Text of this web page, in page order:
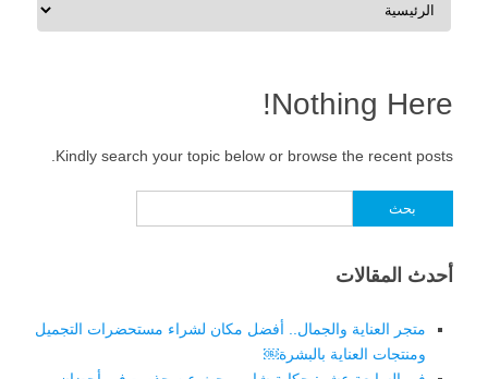
Nothing Here!
Kindly search your topic below or browse the recent posts.
عن:
أحدث المقالات
متجر العناية والجمال.. أفضل مكان لشراء مستحضرات التجميل
ومنتجات العناية بالبشرة￼